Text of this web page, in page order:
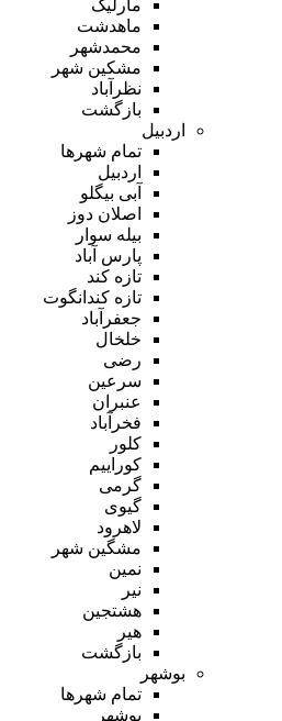
مارلیک
ماهدشت
محمدشهر
مشکین شهر
نظرآباد
بازگشت
اردبیل
تمام شهر‌ها
اردبیل
آبی بیگلو
اصلان دوز
بیله سوار
پارس آباد
تازه کند
تازه کندانگوت
جعفرآباد
خلخال
رضی
سرعین
عنبران
فخرآباد
کلور
کوراییم
گرمی
گیوی
لاهرود
مشگین شهر
نمین
نیر
هشتجین
هیر
بازگشت
بوشهر
تمام شهر‌ها
بوشهر